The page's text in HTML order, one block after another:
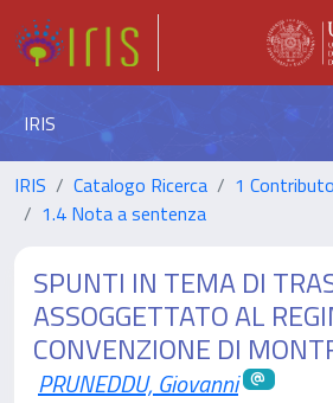
IRIS
IRIS Catalogo Ricerca
1
1.4 Nota a sentenza
SPUNTI IN TEMA DI
ASSOGGETTATO AL
CONVENZIONE DI
PRUNEDDU, Giovanni